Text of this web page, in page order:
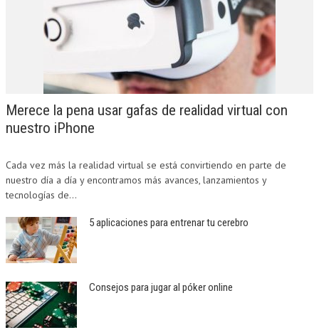
Merece la pena usar gafas de realidad virtual con
nuestro iPhone
Cada vez más la realidad virtual se está convirtiendo en parte de
nuestro día a día y encontramos más avances, lanzamientos y
tecnologías de...
5 aplicaciones para entrenar tu cerebro
Consejos para jugar al póker online